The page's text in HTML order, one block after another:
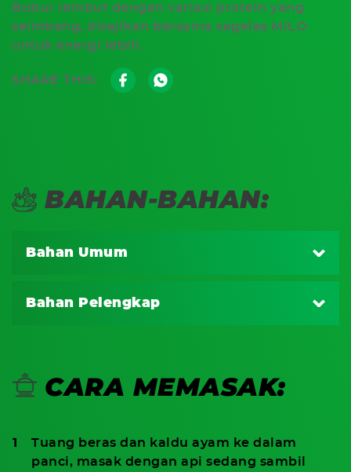
Bubur lembut dengan variasi protein yang
seimbang, disajikan bersama segelas MILO
untuk energi lebih.
SHARE THIS:
BAHAN-BAHAN:
Bahan Umum
80 gr beras putih, cuci bersih,
Bahan Pelengkap
½ butir telur ayam rebus. Potong tiap telur
menjadi 4 bagian
1 batang daun bawang, iris tipis
CARA MEMASAK:
Tuang beras dan kaldu ayam ke dalam
panci, masak dengan api sedang sambil